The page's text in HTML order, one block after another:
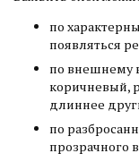
по
появляться
по внешнему
коричневый,
длиннее
по
прозрачного